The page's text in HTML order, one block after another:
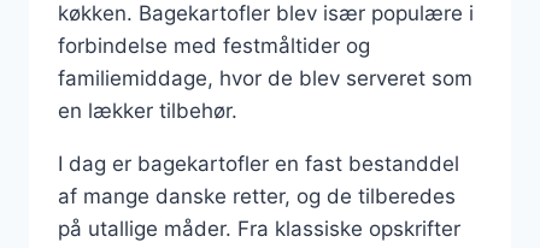
køkken. Bagekartofler blev især populære i
forbindelse med festmåltider og
familiemiddage, hvor de blev serveret som
en lækker tilbehør.
I dag er bagekartofler en fast bestanddel
af mange danske retter, og de tilberedes
på utallige måder. Fra klassiske opskrifter